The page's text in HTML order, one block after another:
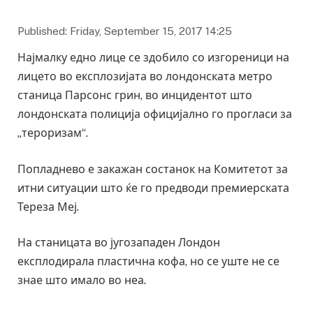
Published: Friday, September 15, 2017 14:25
Најмалку едно лице се здобило со изгореници на
лицето во експлозијата во лондонската метро
станица Парсонс грин, во инцидентот што
лондонската полиција официјално го прогласи за
„тероризам“.
Попладнево е закажан состанок на Комитетот за
итни ситуации што ќе го предводи премиерската
Тереза Меј.
На станицата во југозападен Лондон
експлодирала пластична кофа, но се уште не се
знае што имало во неа.